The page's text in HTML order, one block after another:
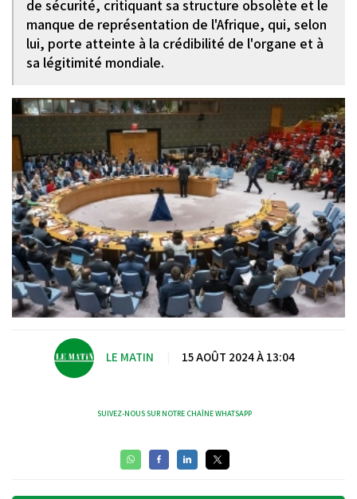
de sécurité, critiquant sa structure obsolète et le
manque de représentation de l'Afrique, qui, selon
lui, porte atteinte à la crédibilité de l'organe et à
sa légitimité mondiale.
LE MATIN 15 AOÛT 2024 À 13:04
SUIVEZ-NOUS SUR NOTRE CHAÎNE WHATSAPP